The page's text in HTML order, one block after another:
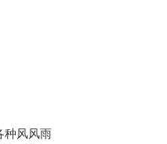
种风风雨